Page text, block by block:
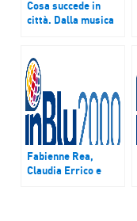
Cosa succede in
città. Dalla musica
febbraio 2018
Fabienne Rea,
Claudia Errico e